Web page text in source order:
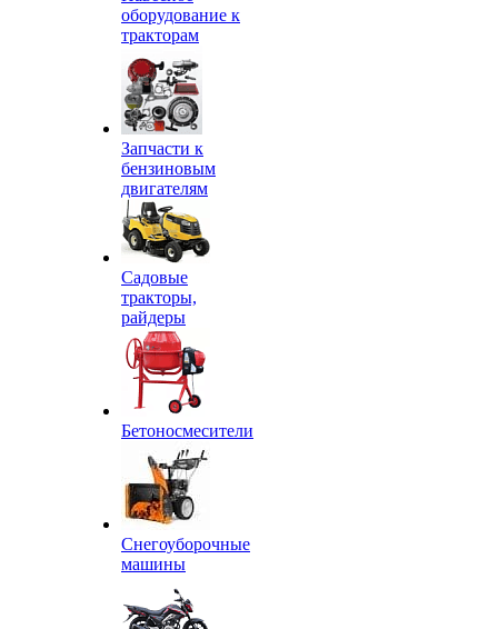
оборудование к
тракторам
Запчасти к
бензиновым
двигателям
Садовые
тракторы,
райдеры
Бетоносмесители
Снегоуборочные
машины